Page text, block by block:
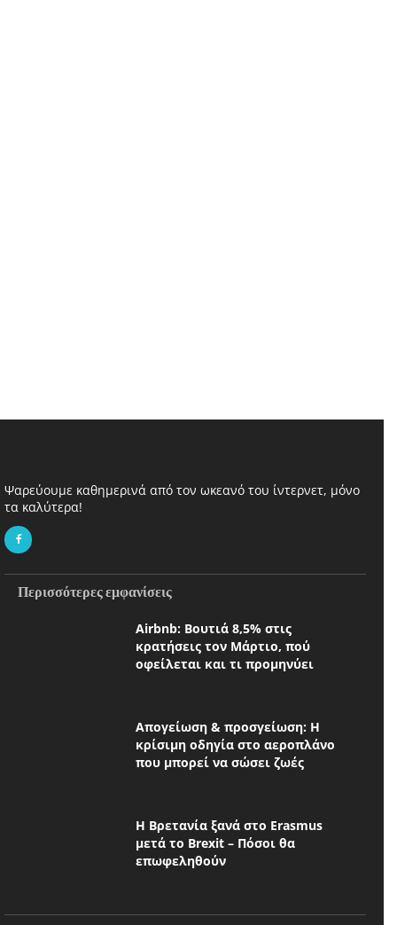
Ψαρεύουμε καθημερινά από τον ωκεανό του ίντερνετ, μόνο
τα καλύτερα!
Περισσότερες εμφανίσεις
Airbnb: Βουτιά 8,5% στις
κρατήσεις τον Μάρτιο, πού
οφείλεται και τι προμηνύει
Απογείωση & προσγείωση: Η
κρίσιμη οδηγία στο αεροπλάνο
που μπορεί να σώσει ζωές
Η Βρετανία ξανά στο Erasmus
μετά το Brexit – Πόσοι θα
επωφεληθούν